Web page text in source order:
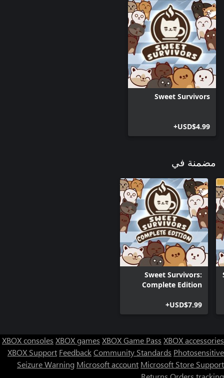
Sweet Survivors
USD$4.99+
مضمنة في
Sweet Survivors:
Complete Edition
USD$7.99+
XBOX consoles XBOX games XBOX Game Pass XBOX accessories
XBOX Support FeedbackCommunity Standards Photosensitive
Seizure Warning Microsoft account Microsoft Store Support